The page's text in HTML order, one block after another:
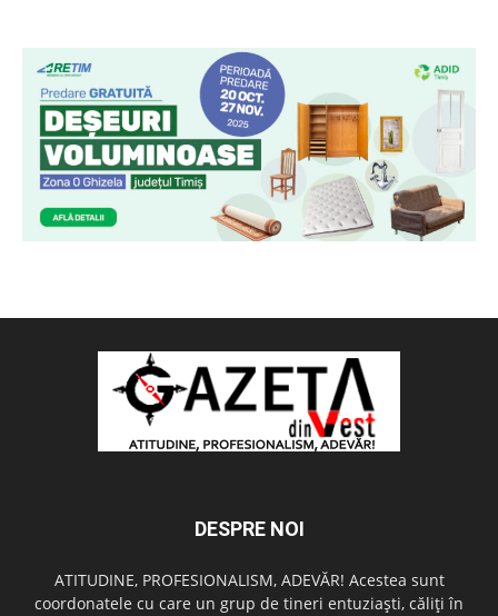
DESPRE NOI
ATITUDINE, PROFESIONALISM, ADEVĂR! Acestea sunt
coordonatele cu care un grup de tineri entuziaşti, căliţi în